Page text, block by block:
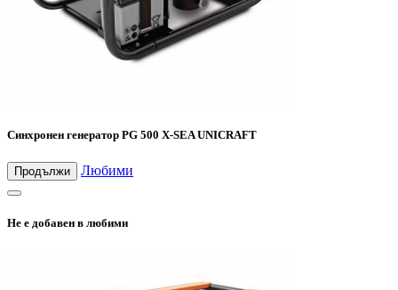
Синхронен генератор PG 500 X-SEA UNICRAFT
Продължи Любими
Не е добавен в любими